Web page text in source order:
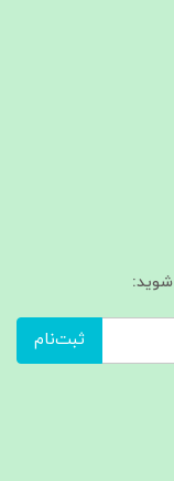
شوید:
ثبت‌نام